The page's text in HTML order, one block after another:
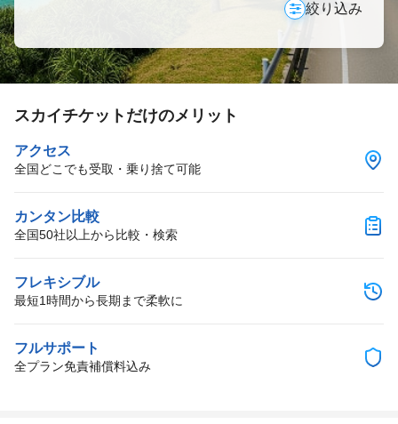
絞り込み
スカイチケットだけのメリット
アクセス
全国どこでも受取・乗り捨て可能
カンタン比較
全国50社以上から比較・検索
フレキシブル
最短1時間から長期まで柔軟に
フルサポート
全プラン免責補償料込み